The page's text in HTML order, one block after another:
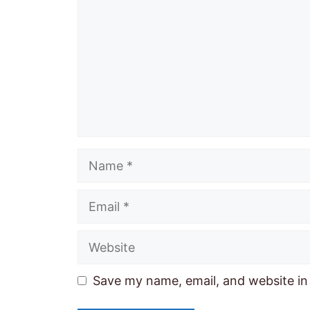
Name
Email
Website
Save my name, email, and website